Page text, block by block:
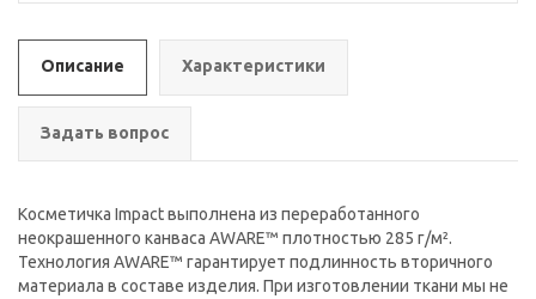
Описание Характеристики
Задать вопрос
Косметичка Impact выполнена из переработанного
неокрашенного канваса AWARE™ плотностью 285 г/м².
Технология AWARE™ гарантирует подлинность вторичного
материала в составе изделия. При изготовлении ткани мы не